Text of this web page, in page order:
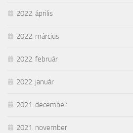
2022. április
2022. március
2022. február
2022. január
2021. december
2021. november